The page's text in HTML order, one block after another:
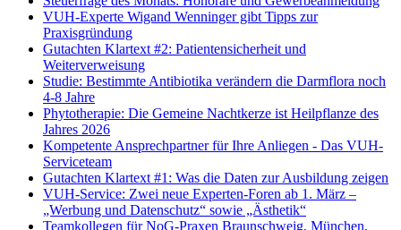
VUH-Experte Wigand Wenninger gibt Tipps zur
Praxisgründung
Gutachten Klartext #2: Patientensicherheit und
Weiterverweisung
Studie: Bestimmte Antibiotika verändern die Darmflora noch
4-8 Jahre
Phytotherapie: Die Gemeine Nachtkerze ist Heilpflanze des
Jahres 2026
Kompetente Ansprechpartner für Ihre Anliegen - Das VUH-
Serviceteam
Gutachten Klartext #1: Was die Daten zur Ausbildung zeigen
VUH-Service: Zwei neue Experten-Foren ab 1. März –
„Werbung und Datenschutz“ sowie „Ästhetik“
Teamkollegen für NoG-Praxen Braunschweig, München,